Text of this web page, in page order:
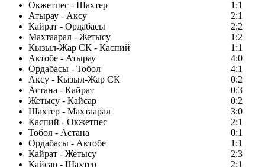
Окжетпес - Шахтер
1:1
Атырау - Аксу
2:1
Кайрат - Ордабасы
2:2
Махтаарал - Жетысу
1:2
Кызыл-Жар СК - Каспий
1:1
Актобе - Атырау
4:0
Ордабасы - Тобол
4:1
Аксу - Кызыл-Жар СК
0:2
Астана - Кайрат
0:3
Жетысу - Кайсар
0:2
Шахтер - Махтаарал
3:0
Каспий - Окжетпес
2:1
Тобол - Астана
0:1
Ордабасы - Актобе
1:1
Кайрат - Жетысу
2:3
Кайсар - Шахтер
2:1